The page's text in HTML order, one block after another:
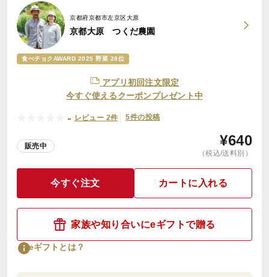
京都府京都市左京区大原
京都大原 つくだ農園
食べチョクAWARD 2025 野菜 28位
アプリ初回注文限定
今すぐ使えるクーポンプレゼント中
- レビュー 2件 5件の投稿
販売中 ¥640
（税込/送料別）
今すぐ注文 カートに入れる
家族や知り合いにeギフトで贈る
eギフトとは？